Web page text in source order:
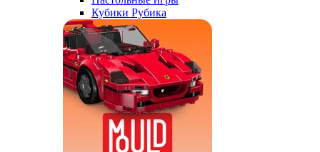
Кубики Рубика